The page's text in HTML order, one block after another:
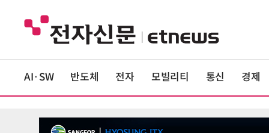
AI·SW 반도체 전자 모빌리티 통신 경제